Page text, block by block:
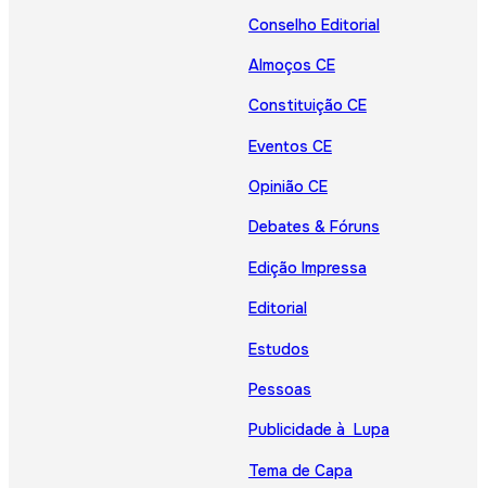
Conselho Editorial
Almoços CE
Constituição CE
Eventos CE
Opinião CE
Debates & Fóruns
Edição Impressa
Editorial
Estudos
Pessoas
Publicidade à Lupa
Tema de Capa